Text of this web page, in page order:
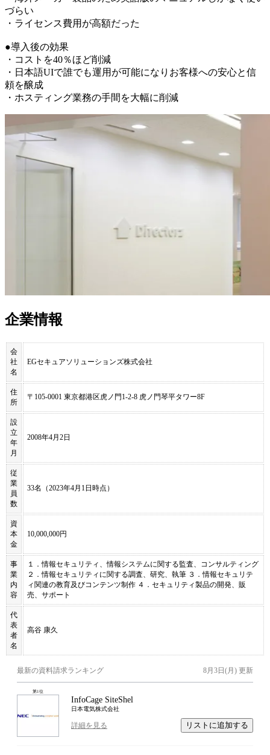
づらい
・ライセンス費用が高額だった
●導入後の効果
・コストを40％ほど削減
・日本語UIで誰でも運用が可能になりお客様への安心と信
頼を醸成
・ホスティング業務の手間を大幅に削減
企業情報
会
社
名
EGセキュアソリューションズ株式会社
住
所
〒105-0001 東京都港区虎ノ門1-2-8 虎ノ門琴平タワー8F
設
立
年
月
2008年4月2日
従
業
員
数
33名（2023年4月1日時点）
資
本
金
10,000,000円
事
業
内
容
１．情報セキュリティ、情報システムに関する監査、コンサルティング
２．情報セキュリティに関する調査、研究、執筆 ３．情報セキュリテ
ィ関連の教育及びコンテンツ制作 ４．セキュリティ製品の開発、販
売、サポート
代
表
者
名
高谷 康久
最新の資料請求ランキング 8月3日(月) 更新
第1位
InfoCage SiteShel
日本電気株式会社
詳細を見る リストに追加する